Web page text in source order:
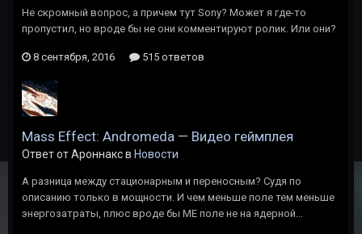
Не скромный вопрос, а причем тут Sony? Может я где-то
пропустил, но вроде бы не они комментируют ролик. Или они?
8 сентября, 2016 515 ответов
Mass Effect: Andromeda — Видео геймплея
Ответ от Ароннакс в Новости
А разница между стационарным и переносным? Судя по
описанию только в мощности. И чем меньше поле тем меньше
энергозатраты, плюс вроде бы МЕ поле не на ядерной...